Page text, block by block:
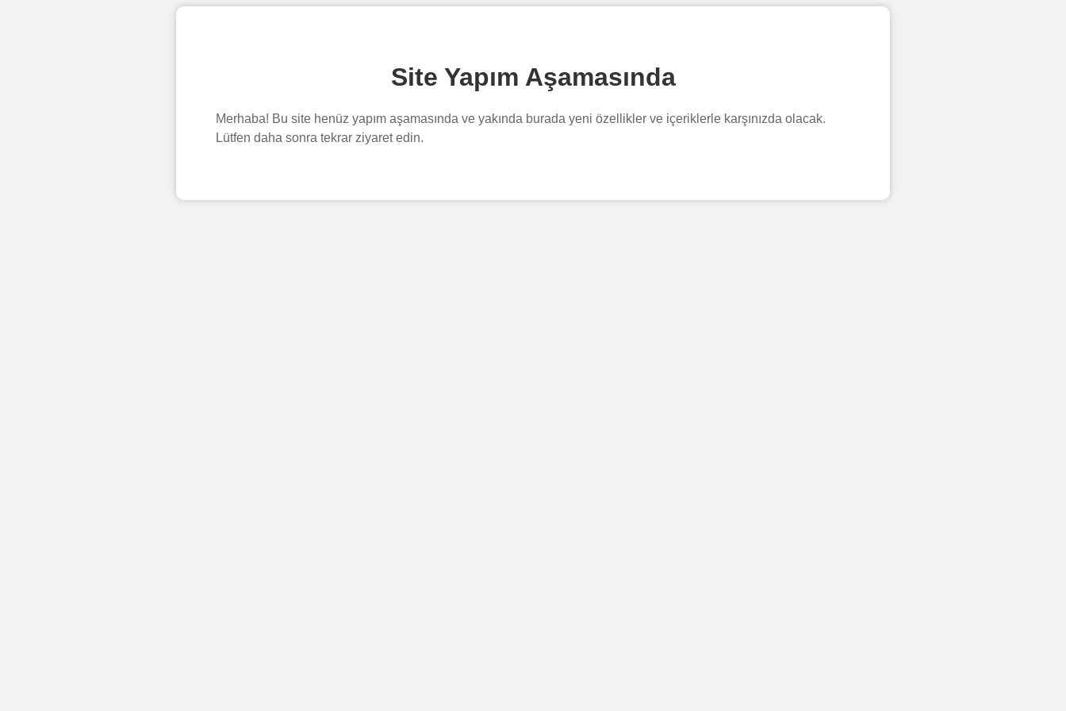
Site Yapım Aşamasında
Merhaba! Bu site henüz yapım aşamasında ve yakında burada yeni özellikler ve içeriklerle karşınızda olacak.
Lütfen daha sonra tekrar ziyaret edin.